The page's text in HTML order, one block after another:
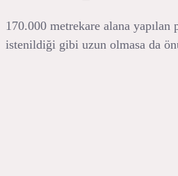
170.000 metrekare alana
istenildiği gibi uzun olmasa da